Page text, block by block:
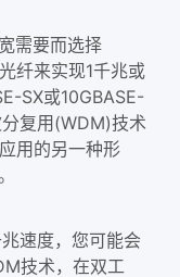
需要而选择
纤来实现1千兆或
SX或10GBASE-
复用(WDM)技术
用的另一种形
速度，您可能会
技术，在双工